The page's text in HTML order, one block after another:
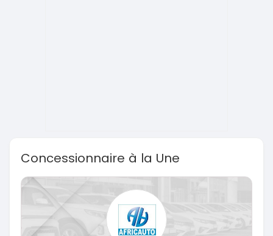
Concessionnaire à la Une